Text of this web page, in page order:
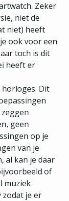
Zeker
niet de
niet) heeft
ook voor een
toch is dit
heeft er
Dit
geen
op je
van je
al kan je daar
of
muziek
zodat je er